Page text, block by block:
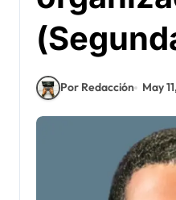
Por Redacción May